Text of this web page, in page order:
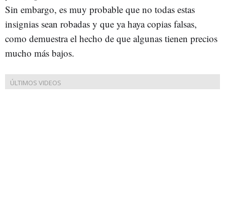
Sin embargo, es muy probable que no todas estas
insignias sean robadas y que ya haya copias falsas,
como demuestra el hecho de que algunas tienen precios
mucho más bajos.